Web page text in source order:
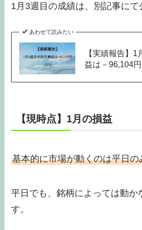
1月3週目の成績は、別記事にて
あわせて読みたい
【実績報告】
益は－96,104円
【現時点】1月の損益
基本的に市場が動くのは平日の
平日でも、銘柄によっては動か
す。